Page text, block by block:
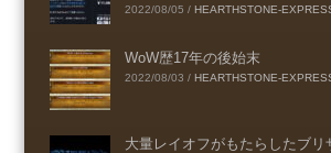
2022/08/05 / HEARTHSTONE-
WoW歴17年の後始末
2022/08/03 / HEARTHSTONE-
大量レイオフがもたらしたブリ